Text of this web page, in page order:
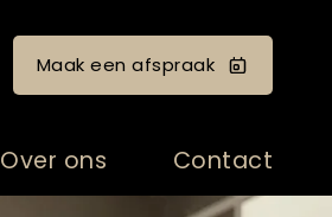
Maak een afspraak
Over ons Contact